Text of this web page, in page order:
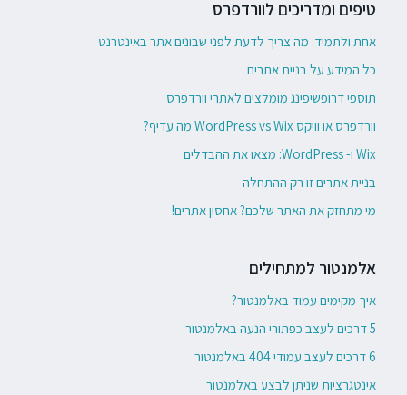
טיפים ומדריכים לוורדפרס
אחת ולתמיד: מה צריך לדעת לפני שבונים אתר באינטרנט
כל המידע על בניית אתרים
תוספי דרופשיפינג מומלצים לאתרי וורדפרס
וורדפרס או וויקס WordPress vs Wix מה עדיף?
Wix ו- WordPress: מצאו את ההבדלים
בניית אתרים זו רק ההתחלה
מי מתחזק את האתר שלכם? אחסון אתרים!
אלמנטור למתחילים
איך מקימים עמוד באלמנטור?
5 דרכים לעצב כפתורי הנעה באלמנטור
6 דרכים לעצב עמודי 404 באלמנטור
אינטגרציות שניתן לבצע באלמנטור